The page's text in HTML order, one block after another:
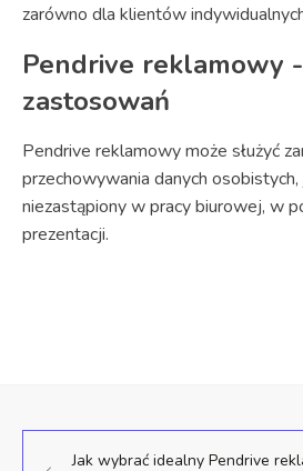
zarówno dla klientów
Pendrive reklamowy
zastosowań
Pendrive reklamowy może służyć
przechowywania danych
niezastąpiony w pracy biurowej, w
prezentacji.
Jak wybrać idealny Pendrive